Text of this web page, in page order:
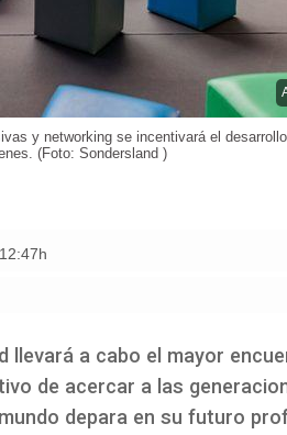
y networking se incentivará el
(Foto: Sondersland )
12:47h
llevará a cabo el mayor
de acercar a las
depara en su futuro